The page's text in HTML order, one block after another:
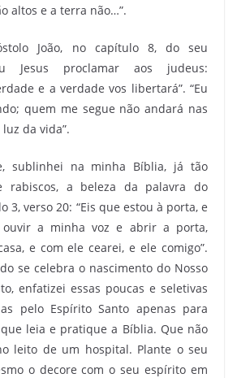
altos e a terra não…”.
João, no capítulo 8, do seu
Jesus proclamar aos judeus:
e a verdade vos libertará”. “Eu
quem me segue não andará nas
da vida”.
sublinhei na minha Bíblia, já tão
rabiscos, a beleza da palavra do
3, verso 20: “Eis que estou à porta, e
ouvir a minha voz e abrir a porta,
e com ele cearei, e ele comigo”.
se celebra o nascimento do Nosso
enfatizei essas poucas e seletivas
pelo Espírito Santo apenas para
leia e pratique a Bíblia. Que não
leito de um hospital. Plante o seu
o decore com o seu espírito em